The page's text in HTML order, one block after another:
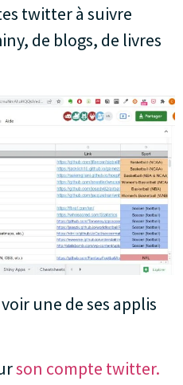
twitter à suivre
de blogs, de livres
une de ses applis
son compte twitter.